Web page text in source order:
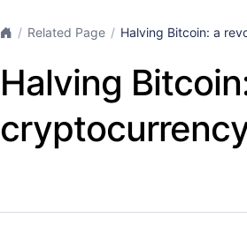
Related Page Halving Bitcoin: a
Halving